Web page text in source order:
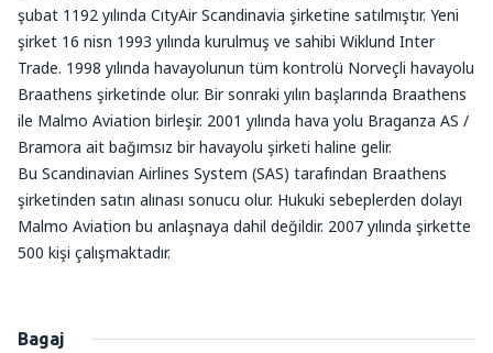
şubat 1192 yılında CıtyAir Scandinavia şirketine satılmıştır. Yeni
şirket 16 nisn 1993 yılında kurulmuş ve sahibi Wiklund Inter
Trade. 1998 yılında havayolunun tüm kontrolü Norveçli havayolu
Braathens şirketinde olur. Bir sonraki yılın başlarında Braathens
ile Malmo Aviation birleşir. 2001 yılında hava yolu Braganza AS /
Bramora ait bağımsız bir havayolu şirketi haline gelir.
Bu Scandinavian Airlines System (SAS) tarafından Braathens
şirketinden satın alınası sonucu olur. Hukuki sebeplerden dolayı
Malmo Aviation bu anlaşnaya dahil değildir. 2007 yılında şirkette
500 kişi çalışmaktadır.
Bagaj